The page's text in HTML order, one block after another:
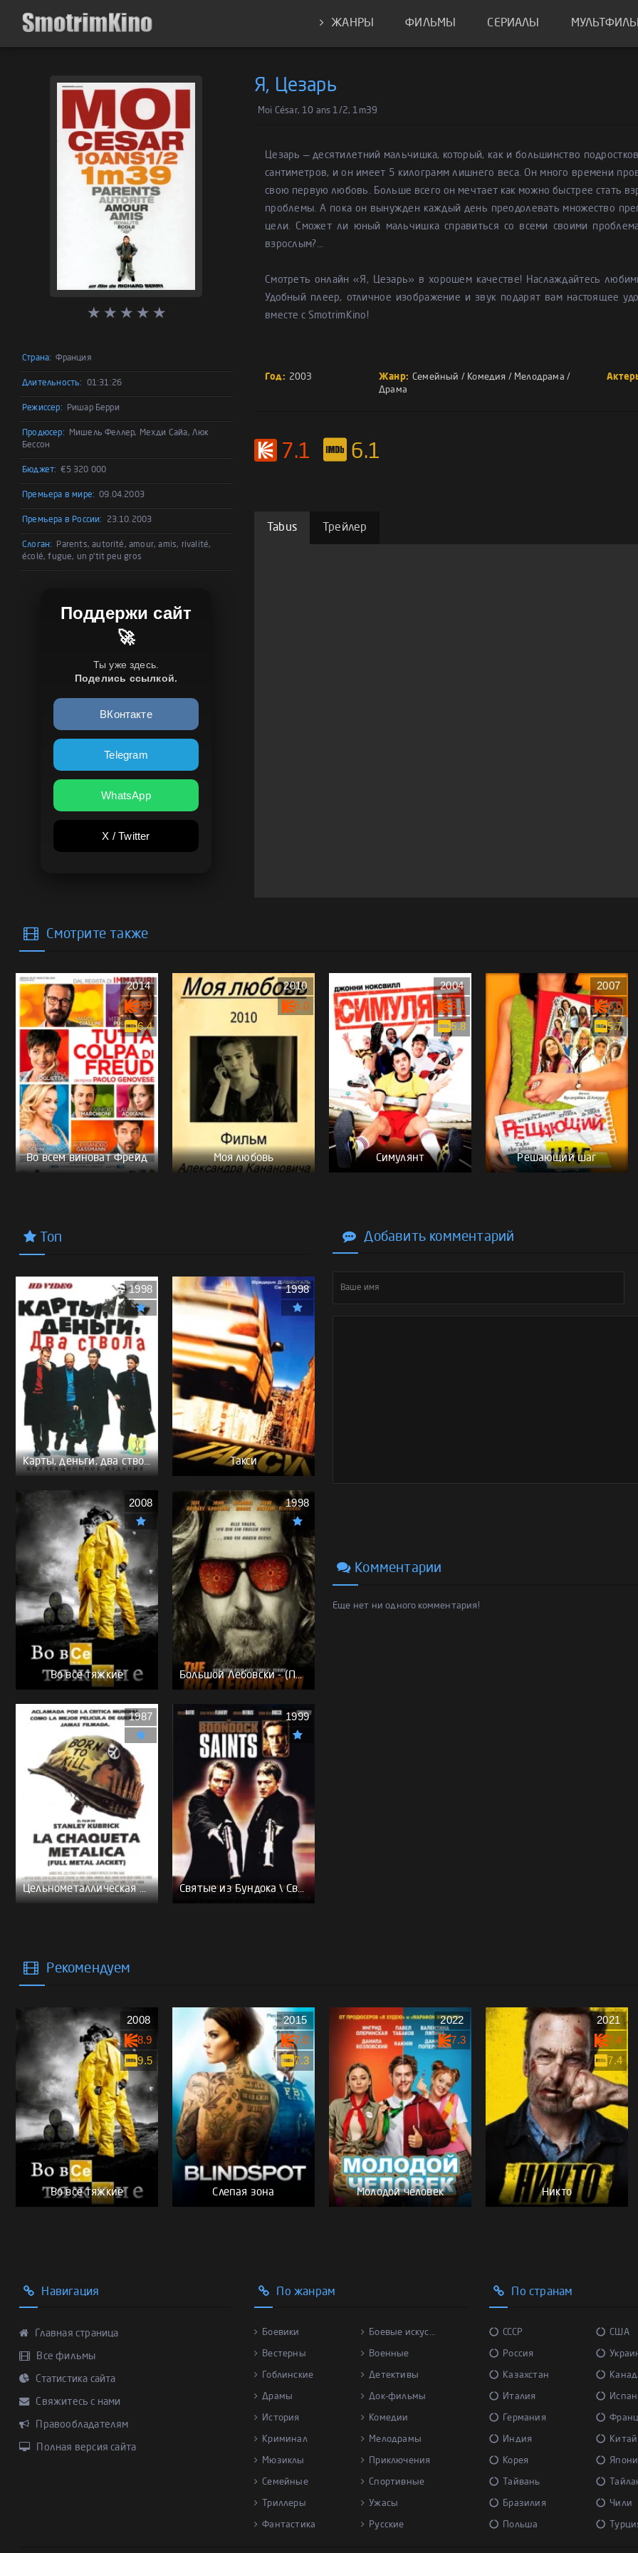
ЖАНРЫ ФИЛЬМЫ СЕРИАЛЫ
Страна: Франция
Длительность: 01:31:26
Режиссер: Ришар Берри
Продюсер:
Мишель Феллер, Мехди Сайа, Люк
Бессон
Бюджет: €5 320 000
Премьера в мире: 09.04.2003
Премьера в России: 23.10.2003
Слоган:
Parents, autorité, amour, amis, rivalité,
écolé, fugue, un p'tit peu gros
Поддержи сайт
🚀
Ты уже здесь.
Поделись ссылкой.
ВКонтакте
Telegram
WhatsApp
X / Twitter
Я, Цезарь
Moi César, 10 ans 1/2, 1m39
Цезарь — десятилетний мальчишка, который, как и большинство
сантиметров, и он имеет 5 килограмм лишнего веса. Он много времени
свою первую любовь. Больше всего он мечтает как можно быстрее стать
проблемы. А пока он вынужден каждый день преодолевать множество
цели. Сможет ли юный мальчишка справиться со всеми своими
взрослым?...
Смотреть онлайн «Я, Цезарь» в хорошем качестве! Наслаждайтесь
Удобный плеер, отличное изображение и звук подарят вам настоящее
вместе с SmotrimKino!
Год: 2003 Жанр: Семейный / Комедия / Мелодрама /
Драма
7.1 6.1
Tabus Трейлер
Смотрите также
Во всем виноват Фрейд
2014
6.9
6.4
Моя любовь
2010
6.0
Симулянт
2004
6.1
5.8
Решающий шаг
2007
6.6
5.7
Топ
Карты, деньги, два ствола - (Перевод Гоблина)
1998
Такси
1998
Во все тяжкие
2008
Большой Лебовски - (Перевод Гоблина)
1998
Цельнометаллическая оболочка - (Перевод Гоблина)
1987
Святые из Бундока \ Святые из трущоб - (Перевод Гоблина)
1999
Добавить комментарий
Комментарии
Еще нет ни одного комментария!
Рекомендуем
Во все тяжкие
2008
8.9
9.5
Слепая зона
2015
7.0
7.3
Молодой человек
2022
7.3
Никто
2021
7.4
7.4
Навигация
Главная страница
Все фильмы
Статистика сайта
Свяжитесь с нами
Правообладателям
Полная версия сайта
По жанрам
Боевики Боевые искус...
Вестерны Военные
Гоблинские Детективы
Драмы Док-фильмы
История Комедии
Криминал Мелодрамы
Мюзиклы Приключения
Семейные Спортивные
Триллеры Ужасы
Фантастика Русские
По странам
СССР США
Россия
Казахстан
Италия
Германия
Индия Китай
Корея
Тайвань
Бразилия Чили
Польша